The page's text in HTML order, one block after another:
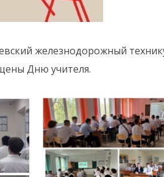
железнодорожный
Дню учителя.